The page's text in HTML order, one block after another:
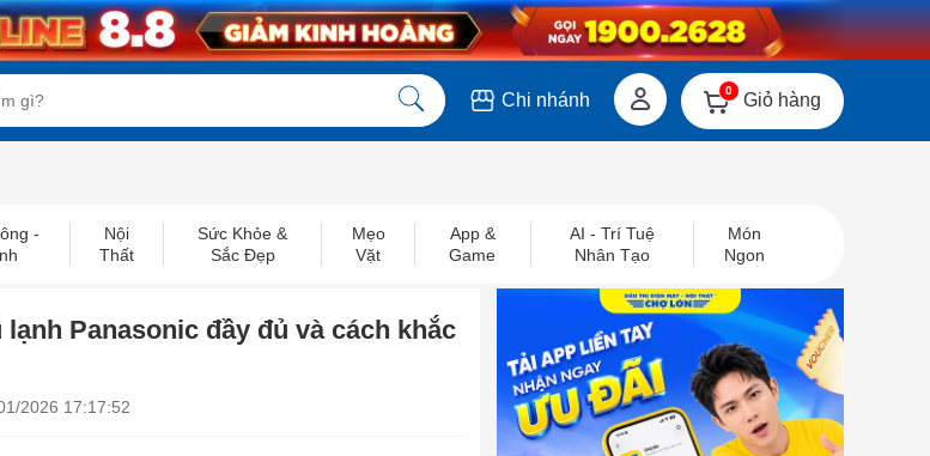
Chi nhánh 0 Giỏ hàng
-
Nội
Thất
Sức Khỏe &
Sắc Đẹp
Mẹo
Vặt
App &
Game
AI - Trí Tuệ
Nhân Tạo
Món
Ngon
Panasonic đầy đủ và cách khắc
2026 17:17:52